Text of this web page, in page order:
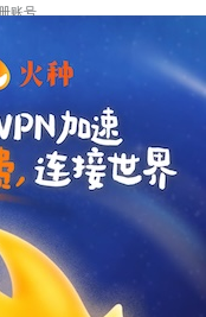
账号
推特是什么
能用twitter吗
上的视频
制
机号
内容苹果
号